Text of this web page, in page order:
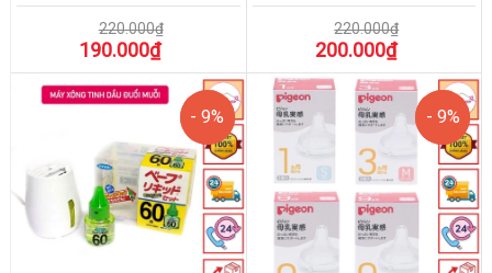
220.000₫
190.000₫
220.000₫
200.000₫
- 9%
- 9% - 9%
- 9%